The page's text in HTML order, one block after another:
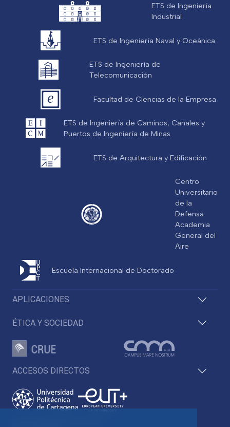
ACCESOS DIRECTOS
APLICACIONES
ÉTICA Y SOCIEDAD
ETS de Ingeniería
Industrial
ETS de Ingeniería Naval y Oceánica
ETS de Ingeniería de
Telecomunicación
Facultad de Ciencias de la Empresa
ETS de Ingeniería de Caminos, Canales y
Puertos de Ingeniería de Minas
ETS de Arquitectura y Edificación
Centro
Universitario
de la
Defensa.
Academia
General del
Aire
Escuela Internacional de Doctorado